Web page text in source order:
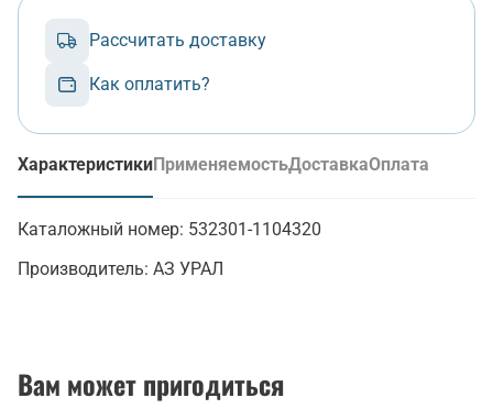
Рассчитать доставку
Как оплатить?
Характеристики
(активная вкладка)
ПрименяемостьДоставкаОплата
Каталожный номер: 532301-1104320
Производитель: АЗ УРАЛ
Вам может пригодиться